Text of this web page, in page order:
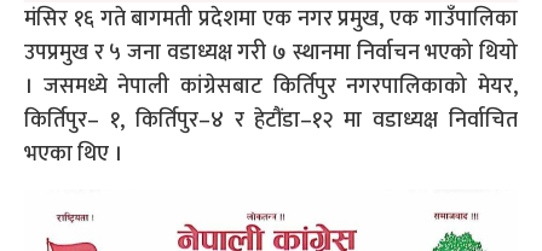
मंसिर १६ गते बागमती प्रदेशमा एक नगर प्रमुख, एक गाउँपालिका
उपप्रमुख र ५ जना वडाध्यक्ष गरी ७ स्थानमा निर्वाचन भएको थियो
। जसमध्ये नेपाली कांग्रेसबाट किर्तिपुर नगरपालिकाको मेयर,
किर्तिपुर– १, किर्तिपुर–४ र हेटौंडा–१२ मा वडाध्यक्ष निर्वाचित
भएका थिए ।